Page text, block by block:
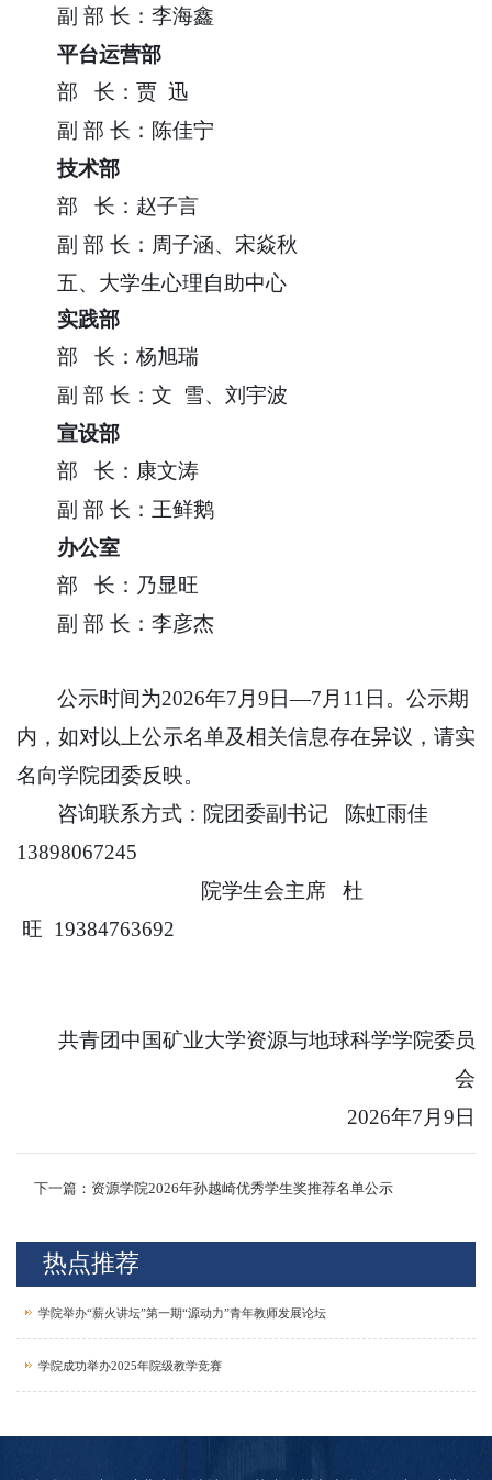
副 部 长：李海鑫
平台运营部
部 长：贾 迅
副 部 长：陈佳宁
技术部
部 长：赵子言
副 部 长：周子涵、宋焱秋
五、 大学生心理自助中心
实践部
部 长：杨旭瑞
副 部 长：文 雪、刘宇波
宣设部
部 长：康文涛
副 部 长：王鲜鹅
办公室
部 长：乃显旺
副 部 长：李彦杰
公示时间为2026年7 月 9 日—7 月 11 日。公示期
内，如对以上公示名单及相关信息存在异议，请实
名向学院团委反映。
咨询联系方式：院团委副书记
陈虹雨佳
13898067245
院学生会主席
杜
旺 19384763692
共青团中国矿业大学资源与地球科学学院委员
会
2026年7 月 9 日
下一篇：资源学院2026年孙越崎优秀学生奖推荐名单公示
热点推荐
学院举办“薪火讲坛”第一期“源动力”青年教师发展论坛
学院成功举办2025年院级教学竞赛